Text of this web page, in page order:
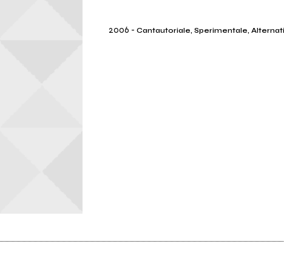
2006 -Cantautoriale, Sperimentale,